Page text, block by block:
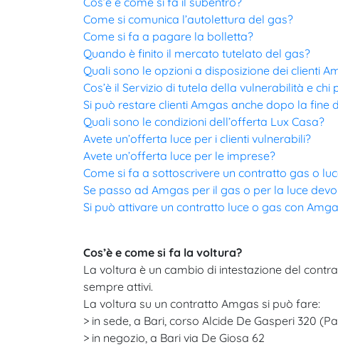
Come si comunica l’autolettura del gas?
Come si fa a pagare la bolletta?
Quando è finito il mercato tutelato del gas?
Quali sono le opzioni a disposizione dei clienti
Cos’è il Servizio di tutela della vulnerabilità e chi
Si può restare clienti Amgas anche dopo la fine
Quali sono le condizioni dell’offerta Lux Casa?
Avete un’offerta luce per i clienti vulnerabili?
Avete un’offerta luce per le imprese?
Come si fa a sottoscrivere un contratto gas o
Se passo ad Amgas per il gas o per la luce
Si può attivare un contratto luce o gas con
Cos’è e come si fa la voltura?
La voltura è un cambio di intestazione del
sempre attivi.​
La voltura su un contratto Amgas si può fare:
> in sede, a Bari, corso Alcide De Gasperi 320
> in negozio, a Bari via De Giosa 62